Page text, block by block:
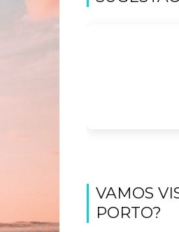
VAMOS
PORTO?